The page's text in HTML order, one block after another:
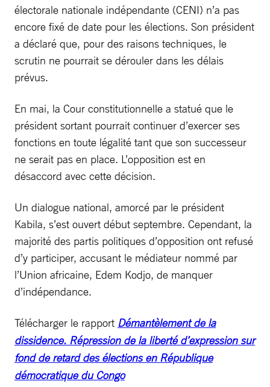
électorale nationale indépendante (CENI) n’a pas
encore fixé de date pour les élections. Son président
a déclaré que, pour des raisons techniques, le
scrutin ne pourrait se dérouler dans les délais
prévus.
En mai, la Cour constitutionnelle a statué que le
président sortant pourrait continuer d’exercer ses
fonctions en toute légalité tant que son successeur
ne serait pas en place. L’opposition est en
désaccord avec cette décision.
Un dialogue national, amorcé par le président
Kabila, s’est ouvert début septembre. Cependant, la
majorité des partis politiques d’opposition ont refusé
d’y participer, accusant le médiateur nommé par
l’Union africaine, Edem Kodjo, de manquer
d’indépendance.
Télécharger le rapport Démantèlement de la
dissidence. Répression de la liberté d’expression sur
fond de retard des élections en République
démocratique du Congo